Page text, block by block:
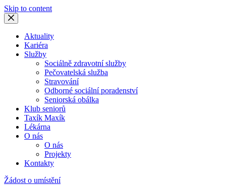
Skip to content
Aktuality
Kariéra
Služby
Sociálně zdravotní služby
Pečovatelská služba
Stravování
Odborné sociální poradenství
Seniorská obálka
Klub seniorů
Taxík Maxík
Lékárna
O nás
O nás
Projekty
Kontakty
Žádost o umístění